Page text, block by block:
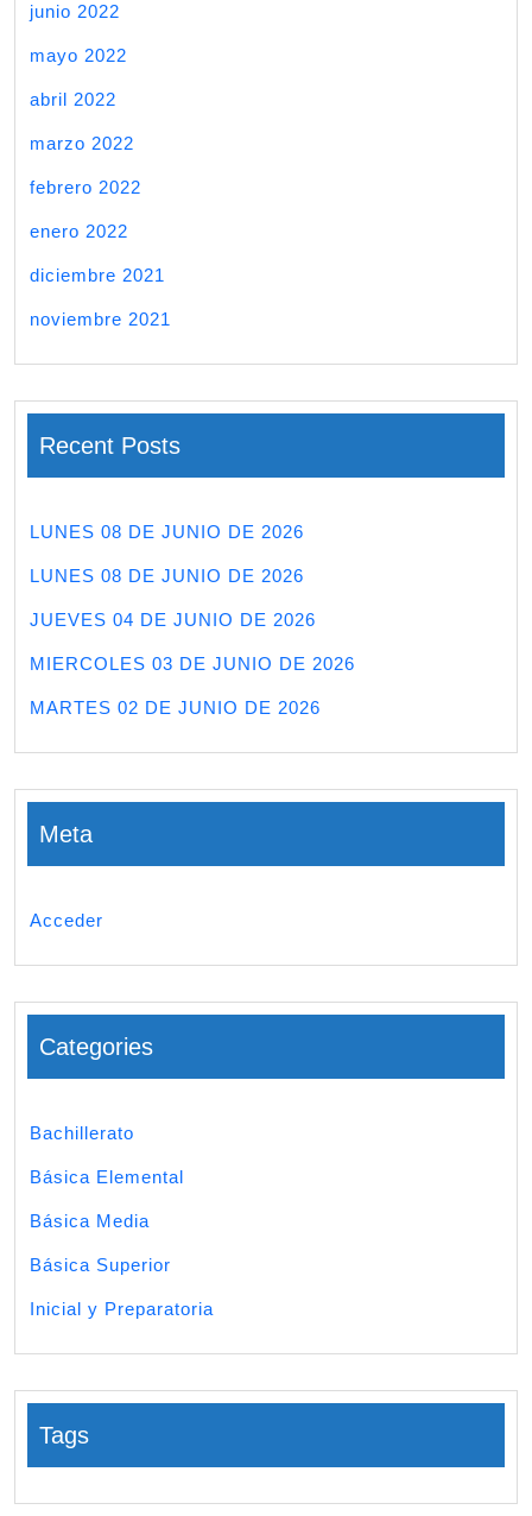
junio 2022
mayo 2022
abril 2022
marzo 2022
febrero 2022
enero 2022
diciembre 2021
noviembre 2021
Recent Posts
LUNES 08 DE JUNIO DE 2026
LUNES 08 DE JUNIO DE 2026
JUEVES 04 DE JUNIO DE 2026
MIERCOLES 03 DE JUNIO DE 2026
MARTES 02 DE JUNIO DE 2026
Meta
Acceder
Categories
Bachillerato
Básica Elemental
Básica Media
Básica Superior
Inicial y Preparatoria
Tags